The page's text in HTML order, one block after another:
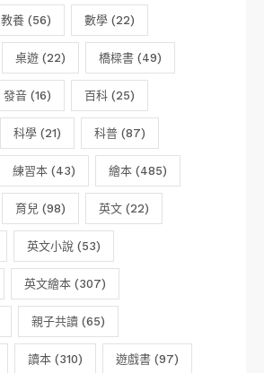
教養 (56) 數學 (22)
桌遊 (22) 橋樑書 (49)
發音 (16) 百科 (25)
科學 (21) 科普 (87)
練習本 (43) 繪本 (485)
育兒 (98) 英文 (22)
英文小說 (53)
英文繪本 (307)
親子共讀 (65)
讀本 (310) 遊戲書 (97)